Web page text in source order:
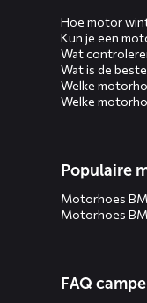
Hoe motor
Kun je een
Wat
Wat is de
Welke
Welke
Populaire
Motorhoes
Motorhoes
FAQ